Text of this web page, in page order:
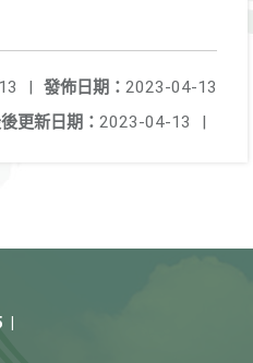
發佈日期： 2023-04-13
|
更新日期： 2023-04-13 |